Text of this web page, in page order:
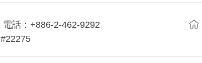
電話：+886-2-462-9292
#22275